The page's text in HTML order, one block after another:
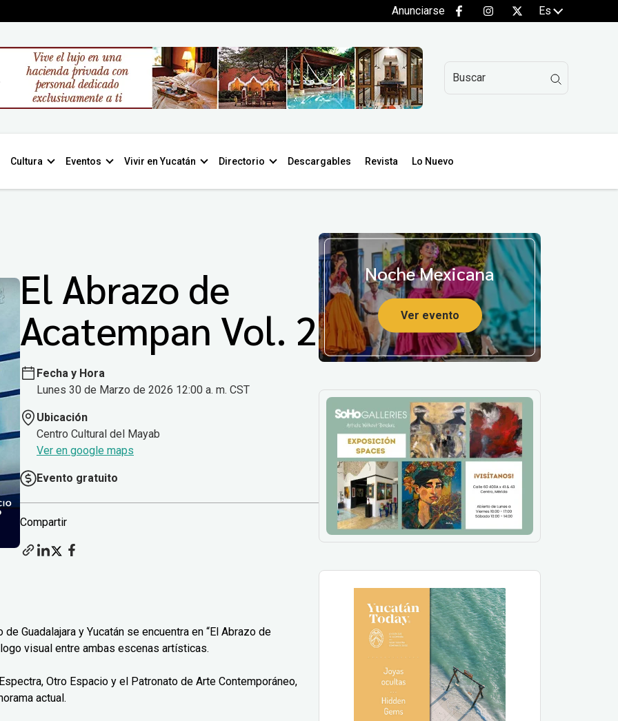
Anunciarse Es
Cultura Eventos Vivir en Yucatán Directorio Descargables Revista Lo Nuevo
El Abrazo de
Acatempan Vol. 2
Fecha y Hora
Lunes 30 de Marzo de 2026 12:00 a. m. CST
Ubicación
Centro Cultural del Mayab
Ver en google maps
Evento gratuito
Compartir
Guadalajara y Yucatán se encuentra en “El Abrazo de
visual entre ambas escenas artísticas.
Otro Espacio y el Patronato de Arte Contemporáneo,
actual.
Noche Mexicana
Ver evento